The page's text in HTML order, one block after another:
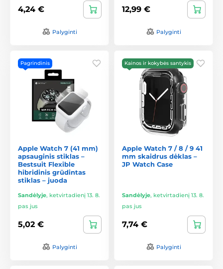
4,24 €
Palyginti
12,99 €
Palyginti
Pagrindinis
Apple Watch 7 (41 mm)
apsauginis stiklas –
Bestsuit Flexible
hibridinis grūdintas
stiklas – juoda
Sandėlyje, ketvirtadienį 13. 8.
pas jus
5,02 €
Palyginti
Kainos ir kokybės santykis
Apple Watch 7 / 8 / 9 41
mm skaidrus dėklas –
JP Watch Case
Sandėlyje, ketvirtadienį 13. 8.
pas jus
7,74 €
Palyginti